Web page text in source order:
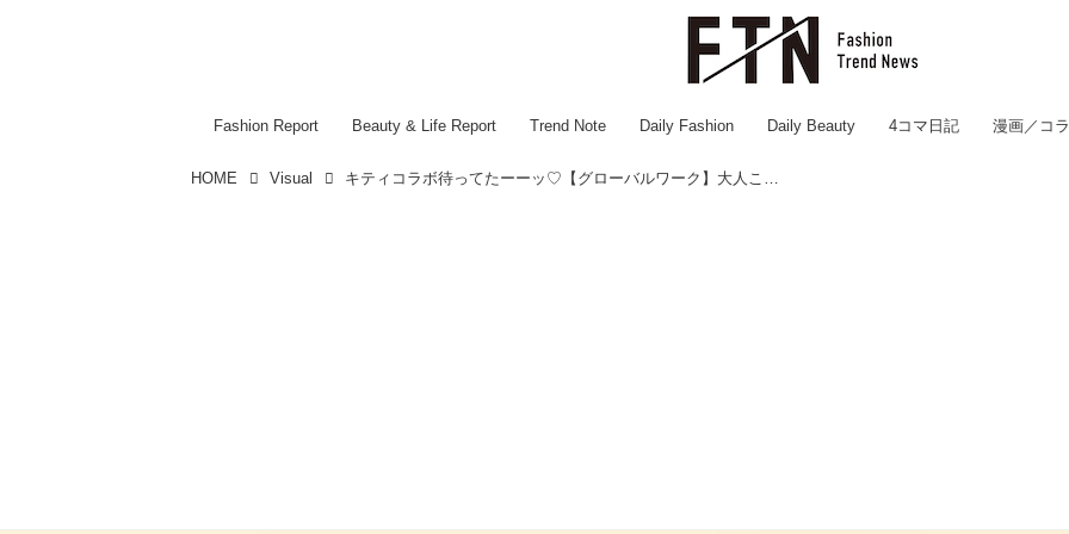
Fashion Report Beauty & Life Report Trend Note Daily Fashion Daily Beauty 4コマ日記 漫画／コ
HOME Visual